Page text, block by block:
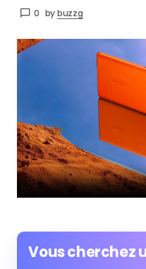
0 bybuzzg
Vous cherchez